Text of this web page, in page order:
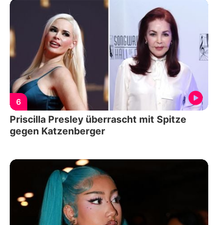
6
Priscilla Presley überrascht mit Spitze
gegen Katzenberger